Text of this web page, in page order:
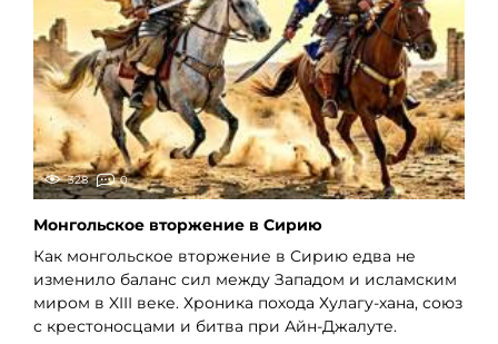
328 0
Монгольское вторжение в Сирию
Как монгольское вторжение в Сирию едва не
изменило баланс сил между Западом и исламским
миром в XIII веке. Хроника похода Хулагу-хана, союз
с крестоносцами и битва при Айн-Джалуте.